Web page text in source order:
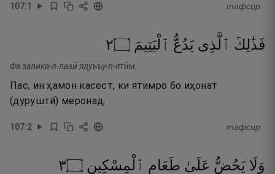
107:1 тафсир
فَذَٰلِكَ ٱلَّذِى يَدُعُّ ٱلْيَتِيمَ ۝٢
Фа залика-л-лазӣ ядуъъу-л-ятӣм.
Пас, ин ҳамон касест, ки ятимро бо иҳонат
(дуруштӣ) меронад,
107:2 тафсир
وَلَا يَحُضُّ عَلَىٰ طَعَامِ ٱلْمِسْكِينِ ۝٣